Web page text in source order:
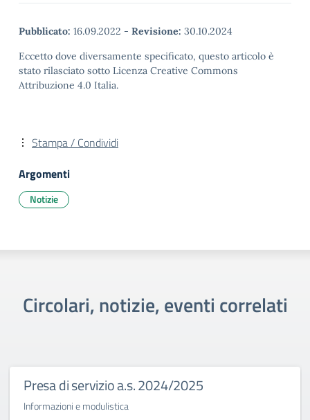
Pubblicato: 16.09.2022 - Revisione: 30.10.2024
Eccetto dove diversamente specificato, questo articolo è
stato rilasciato sotto Licenza Creative Commons
Attribuzione 4.0 Italia.
Stampa / Condividi
Argomenti
Notizie
Circolari, notizie, eventi correlati
Presa di servizio a.s. 2024/2025
Informazioni e modulistica